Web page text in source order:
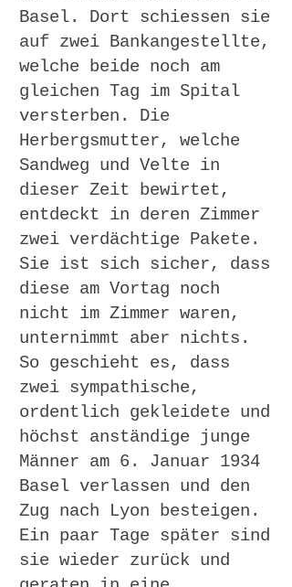
Basel. Dort schiessen sie
auf zwei Bankangestellte,
welche beide noch am
gleichen Tag im Spital
versterben. Die
Herbergsmutter, welche
Sandweg und Velte in
dieser Zeit bewirtet,
entdeckt in deren Zimmer
zwei verdächtige Pakete.
Sie ist sich sicher, dass
diese am Vortag noch
nicht im Zimmer waren,
unternimmt aber nichts.
So geschieht es, dass
zwei sympathische,
ordentlich gekleidete und
höchst anständige junge
Männer am 6. Januar 1934
Basel verlassen und den
Zug nach Lyon besteigen.
Ein paar Tage später sind
sie wieder zurück und